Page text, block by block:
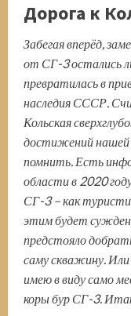
Дорога к
Забегая вперёд,
от СГ-3 остались
превратилась в
наследия СССР.
Кольская
достижений нашей
помнить. Есть
области в 2020
СГ-3 –как
этим будет
предстояло
саму скважину.
имею ввиду само
коры бур СГ-3.